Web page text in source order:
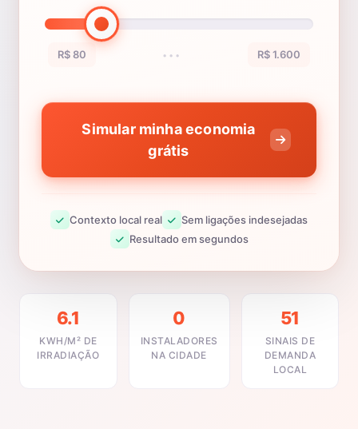
R$ 80 ••• R$ 1.600
Simular minha economia
grátis
Contexto local real
Sem ligações indesejadas
Resultado em segundos
6.1
KWH/M² DE
IRRADIAÇÃO
0
INSTALADORES
NA CIDADE
51
SINAIS DE
DEMANDA
LOCAL